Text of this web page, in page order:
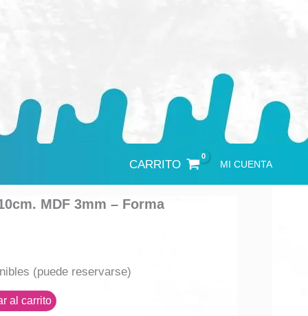
CARRITO MI CUENTA
MDF 3mm – Forma
(puede reservarse)
al carrito